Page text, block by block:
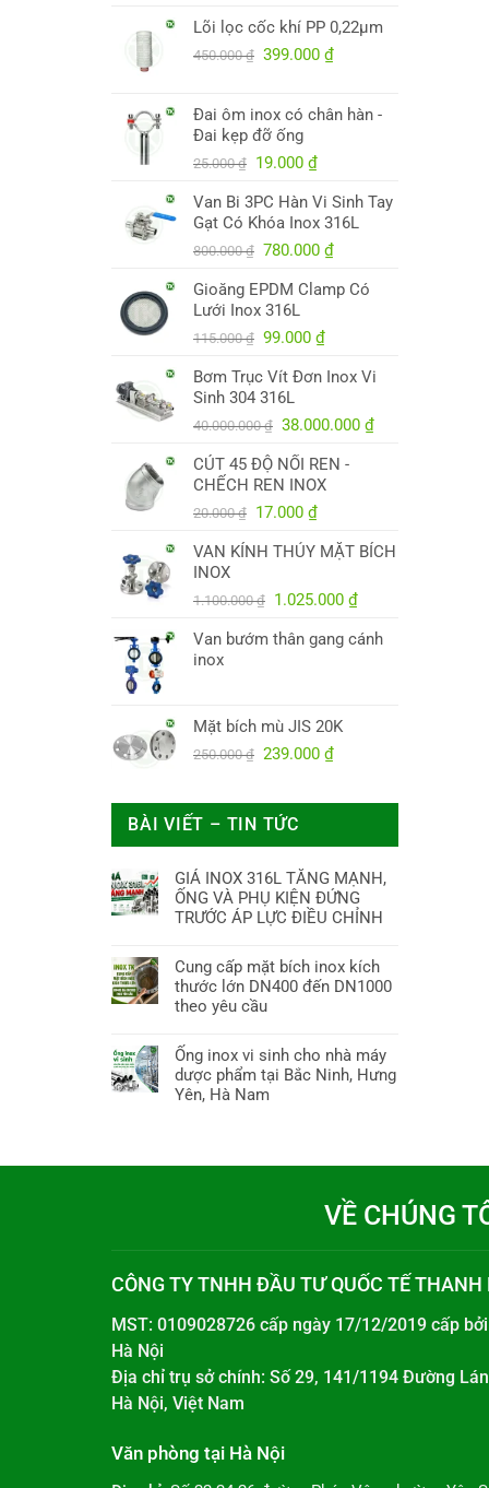
là:
250.000 ₫.
tại
là:
Lõi lọc cốc khí PP 0,22µm
450.000₫ Giá
450.000 ₫.
399.000 ₫Giá
là:
Đai ôm inox có chân hàn -
Đai kẹp đỡ ống
25.000₫ Giá
là:
25.000 ₫.
19.000 ₫Giá
tại
là:
19.000 ₫.
Van Bi 3PC Hàn Vi Sinh Tay
Gạt Có Khóa Inox 316L
800.000₫ Giá
là:
800.000 ₫.
780.000 ₫Giá
tại
Gioăng EPDM Clamp Có
Lưới Inox 316L
115.000₫ Giá
là:
115.000 ₫.
99.000 ₫Giá
tại
99.000 ₫.
Bơm Trục Vít Đơn Inox Vi
Sinh 304 316L
40.000.000₫ Giá
là:
40.000.000 ₫.
38.000.000 ₫Giá
CÚT 45 ĐỘ NỐI REN -
CHẾCH REN INOX
20.000₫ Giá
là:
17.000 ₫Giá
tại
17.000 ₫.
VAN KÍNH THỦY MẶT BÍCH
INOX
1.100.000₫ Giá
là:
1.025.000 ₫Giá
tại
Van bướm thân gang cánh
inox
Mặt bích mù JIS 20K
250.000₫ Giá
250.000 ₫.
239.000 ₫Giá
BÀI VIẾT – TIN TỨC
GIÁ INOX 316L TĂNG MẠNH,
ỐNG VÀ PHỤ KIỆN ĐỨNG
TRƯỚC ÁP LỰC ĐIỀU CHỈNH
Cung cấp mặt bích inox kích
thước lớn DN400 đến DN1000
theo yêu cầu
Ống inox vi sinh cho nhà máy
dược phẩm tại Bắc Ninh, Hưng
Yên, Hà Nam
VỀ CHÚNG
CÔNG TY TNHH ĐẦU TƯ QUỐC TẾ THANH
MST: 0109028726 cấp ngày 17/12/2019 cấp
Hà Nội
Địa chỉ trụ sở chính: Số 29, 141/1194 Đường
Hà Nội, Việt Nam
Văn phòng tại Hà Nội